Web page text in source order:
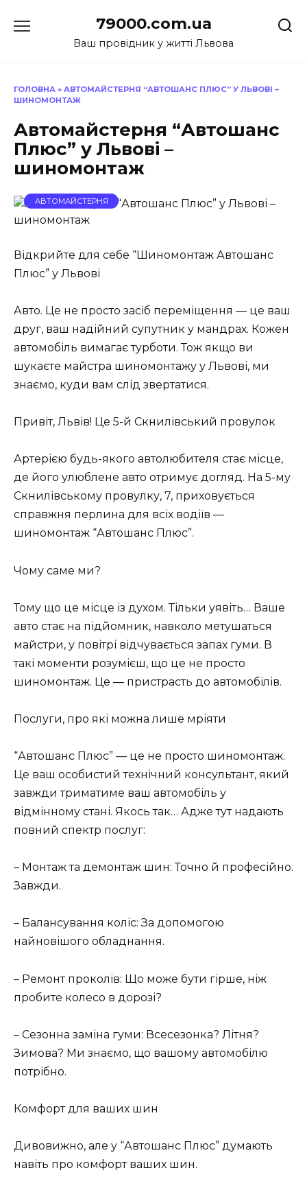
до
79000.com.ua
Ваш провідник у житті Львова
ГОЛОВНА » АВТОМАЙСТЕРНЯ “АВТОШАНС ПЛЮС” У ЛЬВОВІ –
ШИНОМОНТАЖ
Автомайстерня “Автошанс
Плюс” у Львові –
шиномонтаж
АВТОМАЙСТЕРНЯ
Відкрийте для себе “Шиномонтаж Автошанс
Плюс” у Львові
Авто. Це не просто засіб переміщення — це ваш
друг, ваш надійний супутник у мандрах. Кожен
автомобіль вимагає турботи. Тож якщо ви
шукаєте майстра шиномонтажу у Львові, ми
знаємо, куди вам слід звертатися.
Привіт, Львів! Це 5-й Скнилівський провулок
Артерією будь-якого автолюбителя стає місце,
де його улюблене авто отримує догляд. На 5-му
Скнилівському провулку, 7, приховується
справжня перлина для всіх водіїв —
шиномонтаж “Автошанс Плюс”.
Чому саме ми?
Тому що це місце із духом. Тільки уявіть… Ваше
авто стає на підйомник, навколо метушаться
майстри, у повітрі відчувається запах гуми. В
такі моменти розумієш, що це не просто
шиномонтаж. Це — пристрасть до автомобілів.
Послуги, про які можна лише мріяти
“Автошанс Плюс” — це не просто шиномонтаж.
Це ваш особистий технічний консультант, який
завжди триматиме ваш автомобіль у
відмінному стані. Якось так… Адже тут надають
повний спектр послуг:
– Монтаж та демонтаж шин: Точно й професійно.
Завжди.
– Балансування коліс: За допомогою
найновішого обладнання.
– Ремонт проколів: Що може бути гірше, ніж
пробите колесо в дорозі?
– Сезонна заміна гуми: Всесезонка? Літня?
Зимова? Ми знаємо, що вашому автомобілю
потрібно.
Комфорт для ваших шин
Дивовижно, але у “Автошанс Плюс” думають
навіть про комфорт ваших шин.